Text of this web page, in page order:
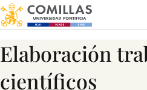
Elaboración
científicos